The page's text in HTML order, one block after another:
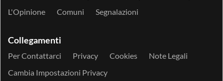
L'Opinione
Comuni Segnalazioni
Collegamenti
Per Contattarci Privacy Cookies
Note Legali
Cambia Impostazioni Privacy